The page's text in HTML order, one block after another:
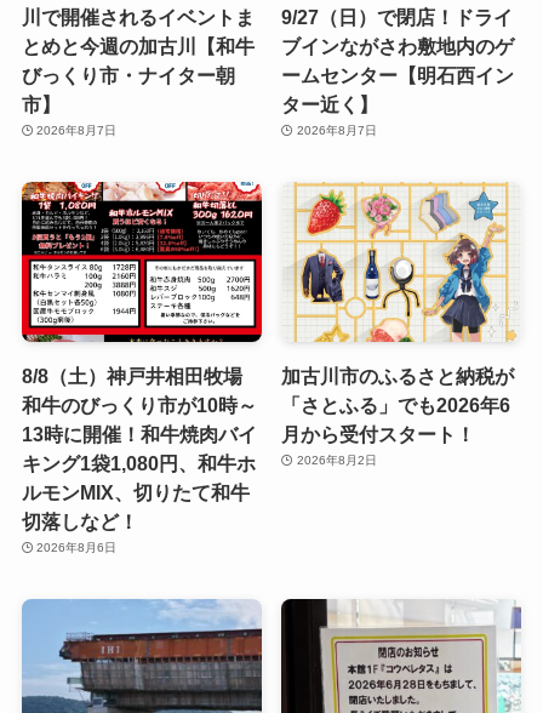
川で開催されるイベントま
とめと今週の加古川【和牛
びっくり市・ナイター朝
市】
2026年8月7日
9/27（日）で閉店！ドライ
ブインながさわ敷地内のゲ
ームセンター【明石西イン
ター近く】
2026年8月7日
8/8（土）神戸井相田牧場
和牛のびっくり市が10時～
13時に開催！和牛焼肉バイ
キング1袋1,080円、和牛ホ
ルモンMIX、切りたて和牛
切落しなど！
2026年8月6日
加古川市のふるさと納税が
「さとふる」でも2026年6
月から受付スタート！
2026年8月2日